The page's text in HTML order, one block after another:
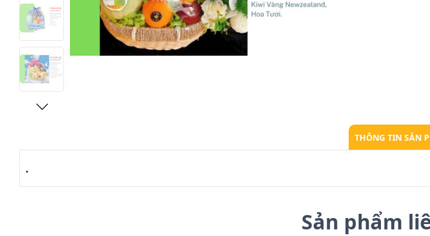
THÔNG TIN SẢN
.
Sản phẩm